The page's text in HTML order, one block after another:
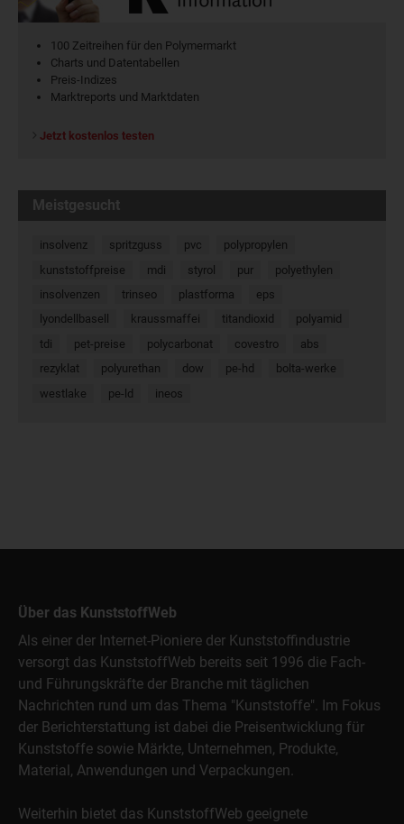
100 Zeitreihen für den Polymermarkt
Charts und Datentabellen
Preis-Indizes
Marktreports und Marktdaten
Jetzt kostenlos testen
Meistgesucht
insolvenz spritzguss pvc
polypropylen
kunststoffpreise
mdi styrol pur
polyethylen
insolvenzen
trinseo plastforma
eps
lyondellbasell
kraussmaffei titandioxid
polyamid
tdi
pet-preise polycarbonat covestro
abs
rezyklat
polyurethan dow pe-hd
bolta-werke
westlake
pe-ld ineos
Über das KunststoffWeb
Als einer der Internet-Pioniere der Kunststoffindustrie
versorgt das KunststoffWeb bereits seit 1996 die Fach-
und Führungskräfte der Branche mit täglichen
Nachrichten rund um das Thema "Kunststoffe". Im Fokus
der Berichterstattung ist dabei die Preisentwicklung für
Kunststoffe sowie Märkte, Unternehmen, Produkte,
Material, Anwendungen und Verpackungen.
Weiterhin bietet das KunststoffWeb geeignete